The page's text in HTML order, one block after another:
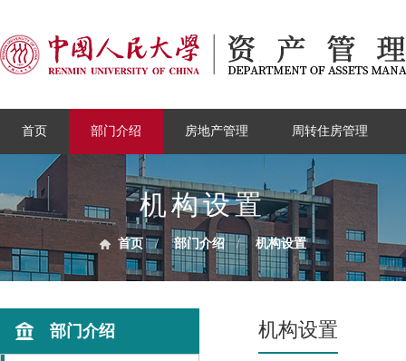
首页 部门介绍 房地产管理 周转住房管理
机构设置
首页 / 部门介绍 / 机构设置
部门介绍 机构设置